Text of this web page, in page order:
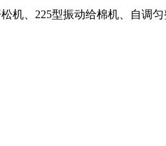
、225型振动给棉机、自调